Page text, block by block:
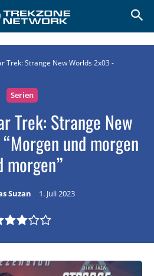
Trek: Strange New Worlds 2x03 -
Serien
Trek: Strange New
und morgen
morgen”
Suzan 1. Juli 2023